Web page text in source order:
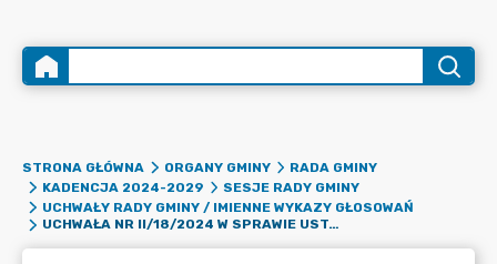
STRONA GŁÓWNA ORGANY GMINY
RADA GMINY
KADENCJA 2024-2029
SESJE RADY GMINY
UCHWAŁY RADY GMINY / IMIENNE WYKAZY GŁOSOWAŃ
UCHWAŁA NR II/18/2024 W SPRAWIE USTANOWIENIA PRZEDSTAWICIELA DO REPREZENTOWANIA GMINY WŁOSZAKOWICE W STOWARZYSZENIU WIELKOPOLSKI OŚRODEK KSZTAŁCENIA I STUDIÓW SAMORZĄDOWYCH